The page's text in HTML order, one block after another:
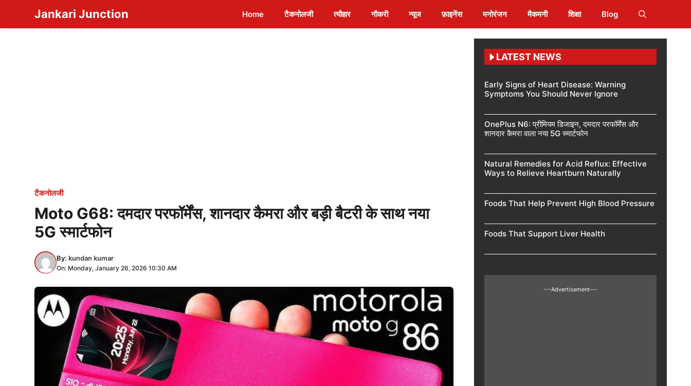
content
Jankari Junction Home टैकनोलजी त्यौहार नौकरी न्यूज फ़ाइनेंस मनोरंजन मैकमनी शिक्षा Blog
टैकनोलजी
Moto G68: दमदार परफॉर्मेंस, शानदार कैमरा और बड़ी बैटरी के साथ नया
5G स्मार्टफोन
By: kundan kumar
On: Monday, January 26, 2026 10:30 AM
LATEST NEWS
Early Signs of Heart Disease: Warning
Symptoms You Should Never Ignore
OnePlus N6: प्रीमियम डिजाइन, दमदार परफॉर्मेंस और
शानदार कैमरा वाला नया 5G स्मार्टफोन
Natural Remedies for Acid Reflux: Effective
Ways to Relieve Heartburn Naturally
Foods That Help Prevent High Blood Pressure
Foods That Support Liver Health
---Advertisement---